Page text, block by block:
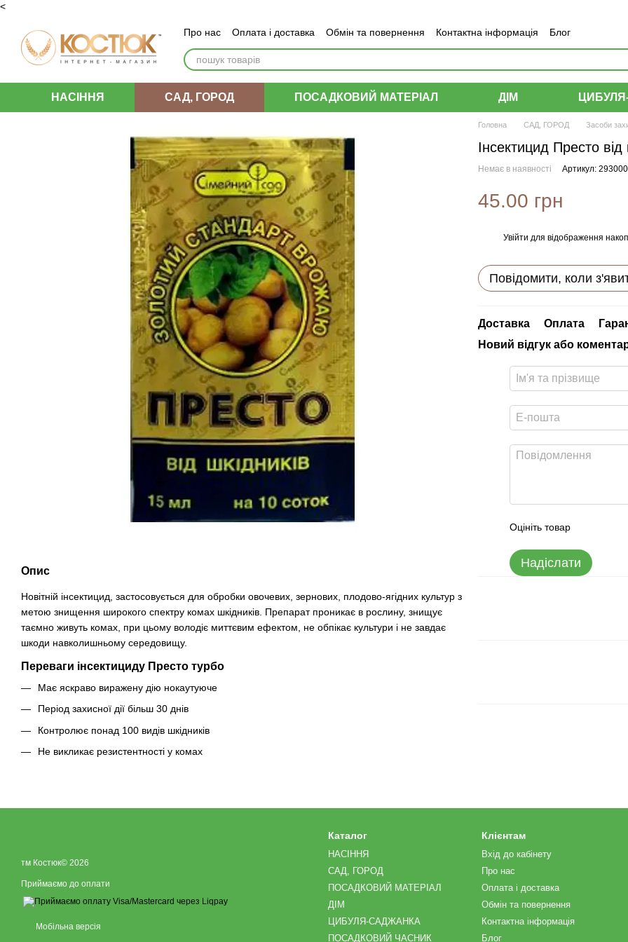
<
Про нас Оплата і доставка Обмін та повернення Контактна інформація
Блог
Угода користувача
НАСІННЯ САД, ГОРОД ПОСАДКОВИЙ МАТЕРІАЛ ДІМ
Опис
Новітній інсектицид, застосовується для обробки овочевих, зернових, плодово-ягідних культур з
метою знищення широкого спектру комах шкідників. Препарат проникає в рослину, знищує
таємно живуть комах, при цьому володіє миттєвим ефектом, не обпікає культури і не завдає
шкоди навколишньому середовищу.
Переваги інсектициду Престо турбо
Має яскраво виражену дію нокаутуюче
Період захисної дії більш 30 днів
Контролює понад 100 видів шкідників
Не викликає резистентності у комах
Головна САД, ГОРОД Засоби
Інсектицид Престо
Немає в наявності Артикул:
45.00 грн
Увійти для відображення
Повідомити, коли
Доставка Оплата
Новий відгук або
Оцініть товар
Надіслати
тм Костюк© 2026
Приймаємо до оплати
Мобільна версія
Каталог
НАСІННЯ
САД, ГОРОД
ПОСАДКОВИЙ МАТЕРІАЛ
ДІМ
ЦИБУЛЯ-САДЖАНКА
ПОСАДКОВИЙ ЧАСНИК
Клієнтам
Вхід до кабінету
Про нас
Оплата і доставка
Обмін та повернення
Контактна інформація
Блог